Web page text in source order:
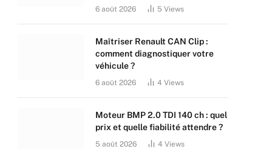
6 août 2026 5 Views
Maîtriser Renault CAN Clip :
comment diagnostiquer votre
véhicule ?
6 août 2026 4 Views
Moteur BMP 2.0 TDI 140 ch : quel
prix et quelle fiabilité attendre ?
5 août 2026 4 Views